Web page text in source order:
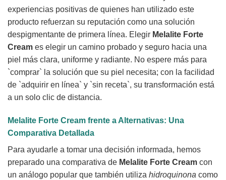
experiencias positivas de quienes han utilizado este
producto refuerzan su reputación como una solución
despigmentante de primera línea. Elegir Melalite Forte
Cream es elegir un camino probado y seguro hacia una
piel más clara, uniforme y radiante. No espere más para
`comprar` la solución que su piel necesita; con la facilidad
de `adquirir en línea` y `sin receta`, su transformación está
a un solo clic de distancia.
Melalite Forte Cream frente a Alternativas: Una
Comparativa Detallada
Para ayudarle a tomar una decisión informada, hemos
preparado una comparativa de Melalite Forte Cream con
un análogo popular que también utiliza hidroquinona como